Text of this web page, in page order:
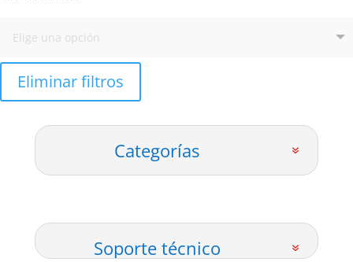
Eliminar filtros
Categorías
Soporte técnico